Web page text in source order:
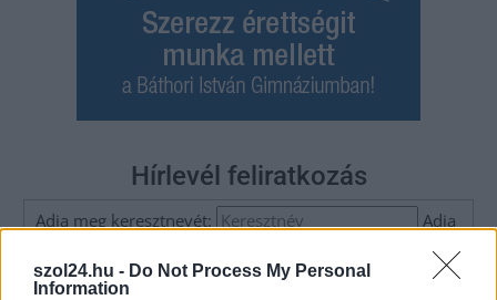
szol24.hu - Do Not Process My Personal
Information
Hírlevél feliratkozás
Adja meg keresztnevét:
Adja
Megismertem és elfogadom a GDPR-szabályzat